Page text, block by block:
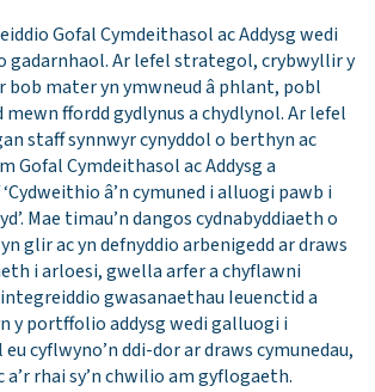
Gofal Cymdeithasol ac Addysg wedi
gadarnhaol. Ar lefel strategol, crybwyllir y
bob mater yn ymwneud â phlant, pobl
mewn ffordd gydlynus a chydlynol. Ar lefel
staff synnwyr cynyddol o berthyn ac
Gofal Cymdeithasol ac Addysg a
â’n cymuned i alluogi pawb i
Mae timau’n dangos cydnabyddiaeth o
glir ac yn defnyddio arbenigedd ar draws
i arloesi, gwella arfer a chyflawni
gwasanaethau Ieuenctid a
y portffolio addysg wedi galluogi i
cyflwyno’n ddi-dor ar draws cymunedau,
rhai sy’n chwilio am gyflogaeth.